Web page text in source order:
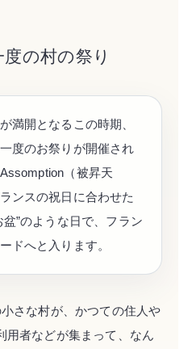
の村の祭り
満開となるこの時期、
度のお祭りが開催され
（被昇天
ンスの祝日に合わせた
”のような日で、フラン
ドへと入ります。
さな村が、かつての住人や
用者などが集まって、なん